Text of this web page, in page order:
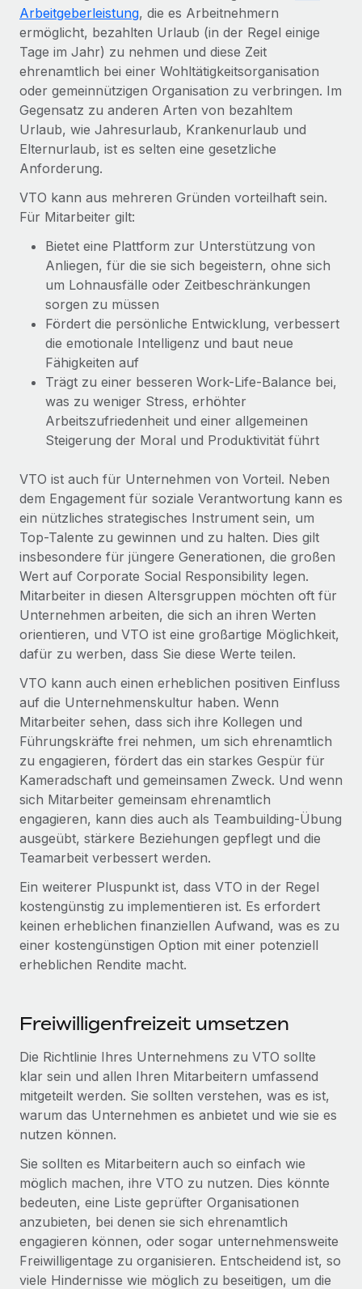
Globales Onboarding und Verwalten von
Freelancer:innen
PEO
Auslagern von komplexen HR-Aufgaben
INFRASTRUKTUR
Remote Embedded
Nahtlose Integration der HR in bestehende Abläufe
Plattform
Verknüpfen Neu
Verknüpfung beliebiger KI-Tools mit Remote über unser
MCP
Integrationen
Prozessoptimierung mit unverzichtbaren Business-
Tools
DIENSTLEISTUNGEN
Hilfe von Expert:innen für globale HR & Compliance
Background-Checks
Einfacheres Bewerber:innen-Screening
Compliance Watchtower
Lückenlose Compliance
Geräteverwaltung
Globale Bereitstellung und Verfolgung von IT-
Geräten
Gründung von Niederlassungen
Schnelle, rechtssichere Gründung von
Niederlassungen
Mobilität und Relocation
Mühelose Relocation von Mitarbeiter:innen
Benefits
Mühelose Verwaltung von Benefits
WACHSTUMSPHASE
Startups
Agile HR- und Payroll-Lösungen für wachsende
Unternehmen
Mittelstand
Maßgeschneiderte HR-Lösungen, um Teams zu
Enterprise
PARTNER WERDEN
Strategische Technologiepartner
Flexible Einbettung von Global-HR-Funktionen in deine
Partner werden
Entdecke die Möglichkeiten einer Partnerschaft
Remote Build Demnächst verfügbar
FALLSTUDIEN
So hat der KI-Vorreiter Weaviate sein Team mit
Remote um 120 % vergrößert
Weaviate auf einen Blick Weaviate entwickelt KI-basierte
Open-Source-Infrastrukturen. Das...
Mehr erfahren
Strategische Partnerschaft zwischen
Reverse Tech und Remote für Contractor
Management und Payroll
Reverse Tech auf einen Blick Das Gesundheits- und
Wellness-Startup Reverse Tech hat das globale...
Mehr erfahren
Gesamtbeschäftigungskosten
Honorarzahlungen berechnen
Informationen zu möglichen Währungen und
Abwicklungsfristen für globale Freelancer:innen
LERNEN MIT REMOTE
Forschung und Leitfäden
Fallstudien
Checklisten und Vorlagen
Bibliothek für Stellenbeschreibungen
Events
Newsroom
Informationen zu Gehältern und Qualifikationen
Hol dir Unterstützung
Alle Ressourcen anzeigen
Globale Payroll
EOR und PEO
Contractor Management
Den Blog erkunden
BLOG
Neues zu Remote-Produkten: Integration mit
Gusto und Zero und Contractor Management
Auch im neuen Jahr wollen wir bei Remote Unternehmen
aller Größen dabei unterstützen, die beste...
Mehr erfahren
mit Remote verwaltet
Wachstumsberatung für mobile Apps. Das...
Mehr erfahren
Nederlands
Français
Deutsch
Español
Português (Portugal)
日本語
한국어
中文（简体）
Anmelden
Arbeitgeberleistung, die es Arbeitnehmern
ermöglicht, bezahlten Urlaub (in der Regel einige
Tage im Jahr) zu nehmen und diese Zeit
ehrenamtlich bei einer Wohltätigkeitsorganisation
oder gemeinnützigen Organisation zu verbringen. Im
Gegensatz zu anderen Arten von bezahltem
Urlaub, wie Jahresurlaub, Krankenurlaub und
Elternurlaub, ist es selten eine gesetzliche
Anforderung.
VTO kann aus mehreren Gründen vorteilhaft sein.
Für Mitarbeiter gilt:
Bietet eine Plattform zur Unterstützung von
Anliegen, für die sie sich begeistern, ohne sich
um Lohnausfälle oder Zeitbeschränkungen
sorgen zu müssen
Fördert die persönliche Entwicklung, verbessert
die emotionale Intelligenz und baut neue
Fähigkeiten auf
Trägt zu einer besseren Work-Life-Balance bei,
was zu weniger Stress, erhöhter
Arbeitszufriedenheit und einer allgemeinen
Steigerung der Moral und Produktivität führt
VTO ist auch für Unternehmen von Vorteil. Neben
dem Engagement für soziale Verantwortung kann es
ein nützliches strategisches Instrument sein, um
Top-Talente zu gewinnen und zu halten. Dies gilt
insbesondere für jüngere Generationen, die großen
Wert auf Corporate Social Responsibility legen.
Mitarbeiter in diesen Altersgruppen möchten oft für
Unternehmen arbeiten, die sich an ihren Werten
orientieren, und VTO ist eine großartige Möglichkeit,
dafür zu werben, dass Sie diese Werte teilen.
VTO kann auch einen erheblichen positiven Einfluss
auf die Unternehmenskultur haben. Wenn
Mitarbeiter sehen, dass sich ihre Kollegen und
Führungskräfte frei nehmen, um sich ehrenamtlich
zu engagieren, fördert das ein starkes Gespür für
Kameradschaft und gemeinsamen Zweck. Und wenn
sich Mitarbeiter gemeinsam ehrenamtlich
engagieren, kann dies auch als Teambuilding-Übung
ausgeübt, stärkere Beziehungen gepflegt und die
Teamarbeit verbessert werden.
Ein weiterer Pluspunkt ist, dass VTO in der Regel
kostengünstig zu implementieren ist. Es erfordert
keinen erheblichen finanziellen Aufwand, was es zu
einer kostengünstigen Option mit einer potenziell
erheblichen Rendite macht.
Freiwilligenfreizeit umsetzen
Die Richtlinie Ihres Unternehmens zu VTO sollte
klar sein und allen Ihren Mitarbeitern umfassend
mitgeteilt werden. Sie sollten verstehen, was es ist,
warum das Unternehmen es anbietet und wie sie es
nutzen können.
Sie sollten es Mitarbeitern auch so einfach wie
möglich machen, ihre VTO zu nutzen. Dies könnte
bedeuten, eine Liste geprüfter Organisationen
anzubieten, bei denen sie sich ehrenamtlich
engagieren können, oder sogar unternehmensweite
Freiwilligentage zu organisieren. Entscheidend ist, so
viele Hindernisse wie möglich zu beseitigen, um die